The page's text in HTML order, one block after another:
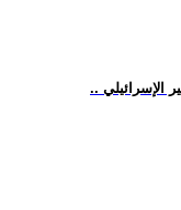
الإسرائيلي